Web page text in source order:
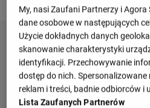
My, nasi Zaufani Partnerzy i
dane osobowe w następujących
Użycie dokładnych danych
skanowanie charakterystyki
identyfikacji. Przechowywanie
dostęp do nich. Spersonalizowane
reklam i treści, badnie
Lista Zaufanych Partnerów